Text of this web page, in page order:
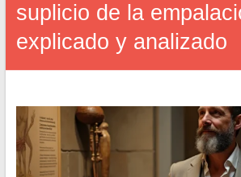
suplicio de la
explicado y analizado